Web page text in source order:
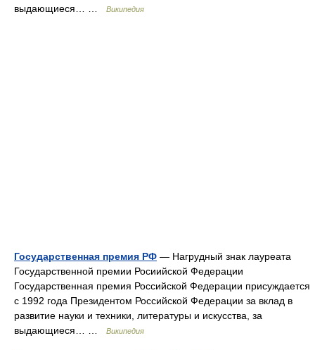
выдающиеся… …
Википедия
Государственная премия РФ — Нагрудный знак лауреата
Государственной премии Росиийской Федерации
Государственная премия Российской Федерации присуждается
с 1992 года Президентом Российской Федерации за вклад в
развитие науки и техники, литературы и искусства, за
выдающиеся… …
Википедия